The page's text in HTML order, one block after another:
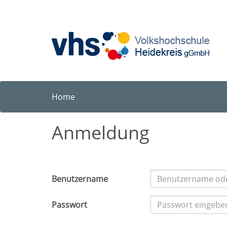
Home
Anmeldung
Benutzername
Passwort